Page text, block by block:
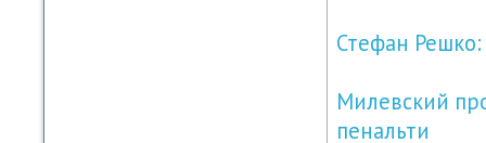
Стефан
Милевский
пенальти